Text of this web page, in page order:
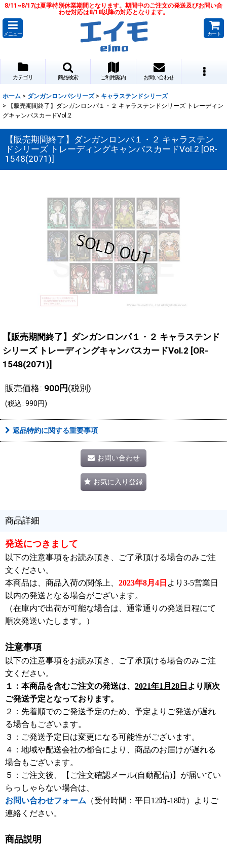
8/11~8/17は夏季特別休業期間となります。期間中のご注文の発送及びお問い合
わせ対応は8/18以降の対応となります。
メニュー カート
カテゴリ 商品検索 ご利用案内 お問い合わせ
ホーム > ダンガンロンパシリーズ > キャラステンドシリーズ
>
【販売期間終了】ダンガンロンパ１・２ キャラステンドシリーズ トレーディン
グキャンバスカードVol.2
【販売期間終了】ダンガンロンパ１・２ キャラステン
ドシリーズ トレーディングキャンバスカードVol.2 [OR-
1548(2071)]
【販売期間終了】ダンガンロンパ１・２ キャラステンド
シリーズ トレーディングキャンバスカードVol.2 [OR-
1548(2071)]
販売価格: 900円 (税別)
(税込: 990円)
返品特約に関する重要事項
お問い合わせ
お気に入り登録
商品詳細
発送につきまして
以下の注意事項をお読み頂き、ご了承頂ける場合のみご注
文ください。
本商品は、商品入荷の関係上、 2023年8月4日 より3-5営業日
以内の発送となる場合がございます。
（在庫内で出荷が可能な場合は、通常通りの発送日程にて
順次発送いたします。）
注意事項
以下の注意事項をお読み頂き、ご了承頂ける場合のみご注
文ください。
１：本商品を含むご注文の発送は、 2021年1月28日 より順次
ご発送予定となっております。
２：先着順でのご発送予定のため、予定よりご発送が遅れ
る場合もございます。
３：ご発送予定日は変更になる可能性がございます。
４：地域や配送会社の都合により、商品のお届けが遅れる
場合もございます。
５：ご注文後、【ご注文確認メール(自動配信)】が届いてい
らっしゃらない場合は、
お問い合わせフォーム （受付時間：平日12時-18時）よりご
連絡ください。
商品説明